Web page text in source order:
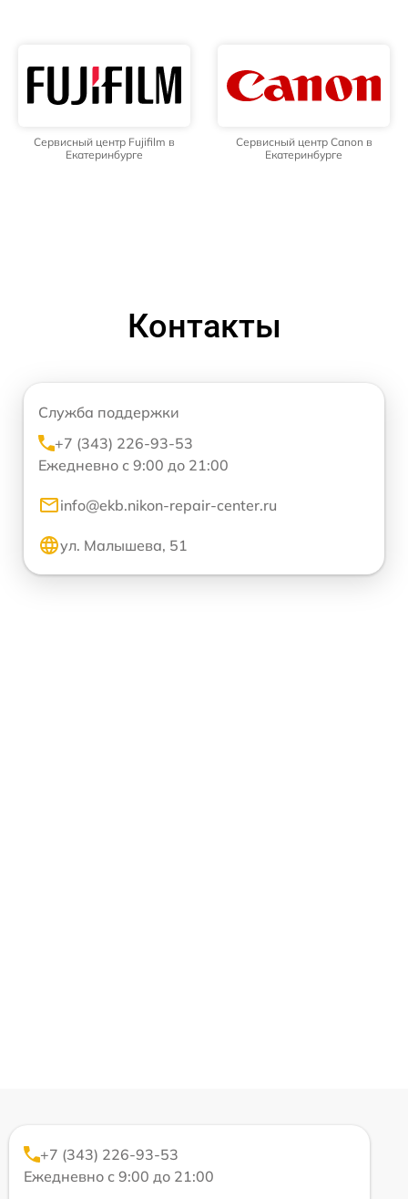
Сервисный центр Fujifilm в
Екатеринбурге
Сервисный центр Canon в
Екатеринбурге
Контакты
Служба поддержки
+7 (343) 226-93-53
Ежедневно с 9:00 до 21:00
info@ekb.nikon-repair-center.ru
ул. Малышева, 51
+7 (343) 226-93-53
Ежедневно с 9:00 до 21:00